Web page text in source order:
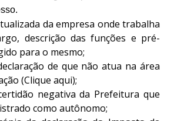
da empresa onde trabalha
descrição das funções e pré-
para o mesmo;
de que não atua na área
(Clique aqui);
negativa da Prefeitura que
como autônomo;